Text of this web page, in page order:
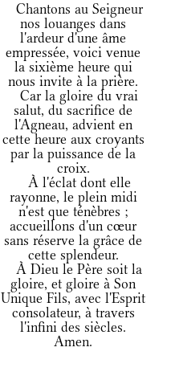
Chantons au Seigneur
nos louanges dans
l'ardeur d'une âme
empressée, voici venue
la sixième heure qui
nous invite à la prière.
Car la gloire du vrai
salut, du sacrifice de
l'Agneau, advient en
cette heure aux croyants
par la puissance de la
croix.
À l'éclat dont elle
rayonne, le plein midi
n'est que ténèbres ;
accueillons d'un cœur
sans réserve la grâce de
cette splendeur.
À Dieu le Père soit la
gloire, et gloire à Son
Unique Fils, avec l'Esprit
consolateur, à travers
l'infini des siècles.
Amen.